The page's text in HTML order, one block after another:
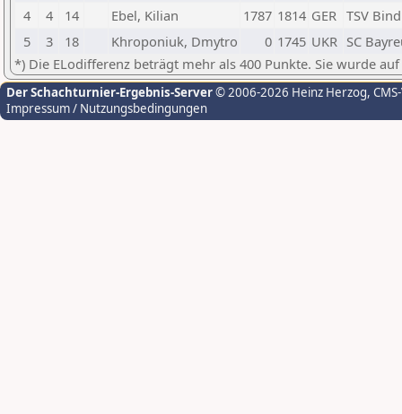
4
4 14 Ebel, Kilian 1787 1814 GER TSV
5
3 18 Khroponiuk, Dmytro 0 1745 UKR SC
*) Die ELodifferenz beträgt mehr als 400 Punkte. Sie wurde
Der Schachturnier-Ergebnis-Server© 2006-2026 Heinz Herzog,
Impressum / Nutzungsbedingungen